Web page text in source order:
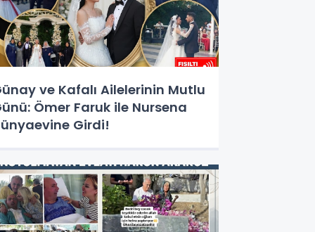
ve Kafalı Ailelerinin Mutlu
Ömer Faruk ile Nursena
Girdi!